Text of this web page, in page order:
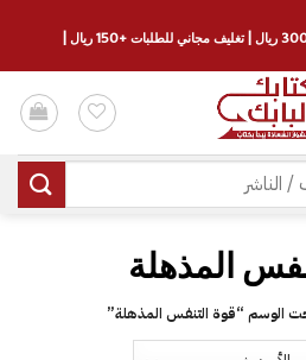
المذهلة
الوسم “قوة التنفس المذهلة”